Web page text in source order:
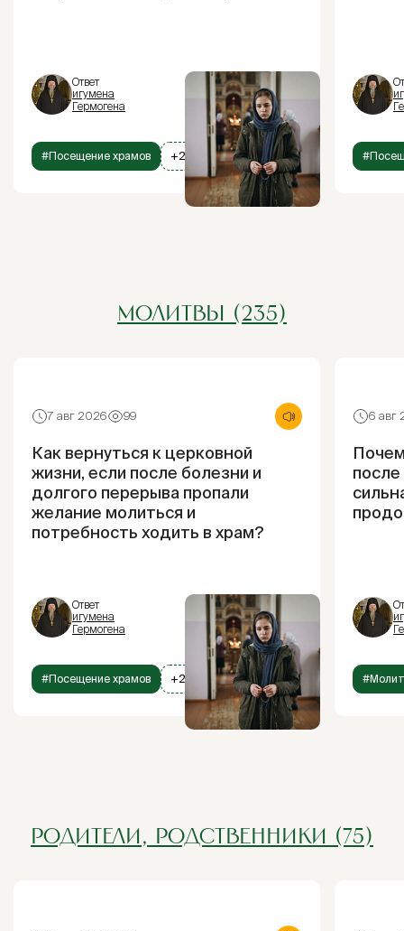
Ответ
игумена
Гермогена
#Посещение храмов +2
МОЛИТВЫ (235)
7 авг 2026 99
Как вернуться к церковной
жизни, если после болезни и
долгого перерыва пропали
желание молиться и
потребность ходить в храм?
Ответ
игумена
Гермогена
#Посещение храмов +2
6 авг
РОДИТЕЛИ, РОДСТВЕННИКИ (75)